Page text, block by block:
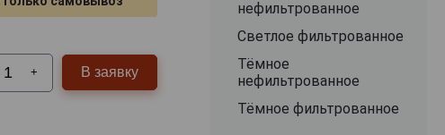
+ В заявку
нефильтрованное
Светлое фильтрованное
Тёмное
нефильтрованное
Тёмное фильтрованное